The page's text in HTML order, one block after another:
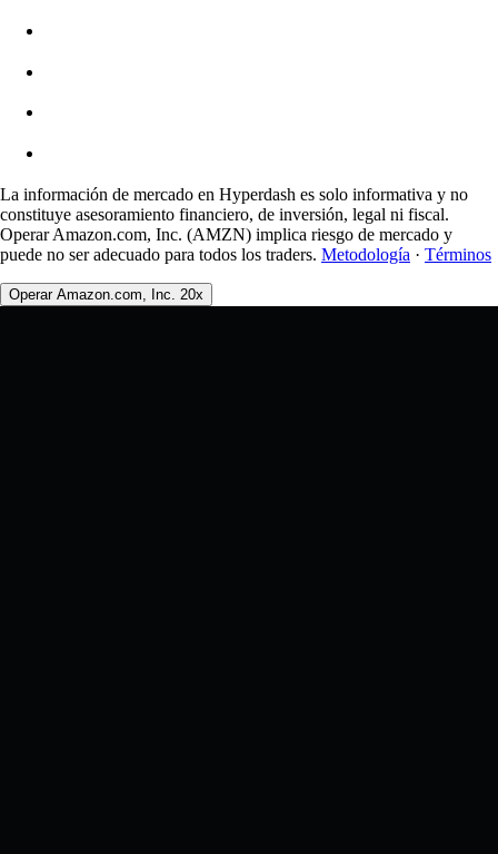
Comisiones
0.0450% / 0.0150%
La información de mercado en Hyperdash es solo informativa y no
constituye asesoramiento financiero, de inversión, legal ni fiscal.
Operar Amazon.com, Inc. (AMZN) implica riesgo de mercado y
puede no ser adecuado para todos los traders. Metodología · Términos
Operar Amazon.com, Inc. 20x